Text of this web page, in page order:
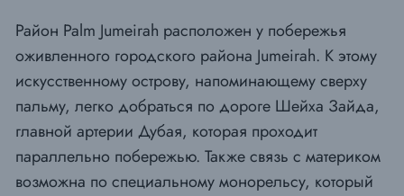
Район Palm Jumeirah расположен у побережья
оживленного городского района Jumeirah. К этому
искусственному острову, напоминающему сверху
пальму, легко добраться по дороге Шейха Зайда,
главной артерии Дубая, которая проходит
параллельно побережью. Также связь с материком
возможна по специальному монорельсу, который